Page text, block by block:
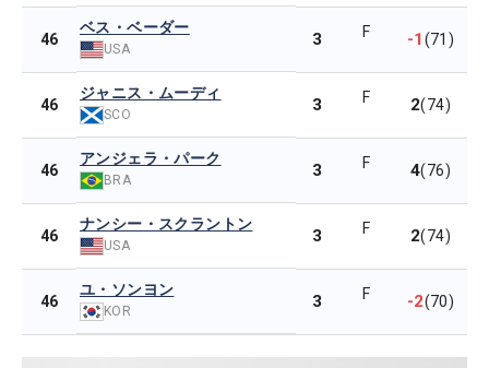
46
ベス・ベーダー
USA 3 F -1(71)
46
ジャニス・ムーディ
SCO 3 F 2(74)
46
アンジェラ・パーク
BRA 3 F 4(76)
46
ナンシー・スクラントン
USA 3 F 2(74)
46
ユ・ソンヨン
KOR 3 F -2(70)